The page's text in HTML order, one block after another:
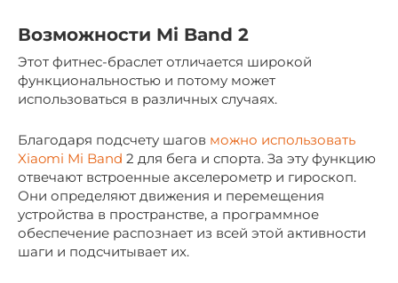
Возможности Mi Band 2
Этот фитнес-браслет отличается широкой
функциональностью и потому может
использоваться в различных случаях.
Благодаря подсчету шагов можно использовать
Xiaomi Mi Band 2 для бега и спорта. За эту функцию
отвечают встроенные акселерометр и гироскоп.
Они определяют движения и перемещения
устройства в пространстве, а программное
обеспечение распознает из всей этой активности
шаги и подсчитывает их.